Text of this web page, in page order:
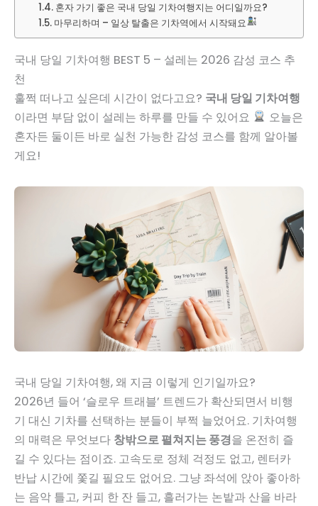
혼자 가기 좋은 국내 당일 기차여행지는 어디일까요?
마무리하며 – 일상 탈출은 기차역에서 시작돼요
국내 당일 기차여행 BEST 5 – 설레는 2026 감성 코스 추
천
훌쩍 떠나고 싶은데 시간이 없다고요? 국내 당일 기차여행
이라면 부담 없이 설레는 하루를 만들 수 있어요
오늘은
혼자든 둘이든 바로 실천 가능한 감성 코스를 함께 알아볼
게요!
국내 당일 기차여행, 왜 지금 이렇게 인기일까요?
2026년 들어 ‘슬로우 트래블’ 트렌드가 확산되면서 비행
기 대신 기차를 선택하는 분들이 부쩍 늘었어요. 기차여행
의 매력은 무엇보다 창밖으로 펼쳐지는 풍경을 온전히 즐
길 수 있다는 점이죠. 고속도로 정체 걱정도 없고, 렌터카
반납 시간에 쫓길 필요도 없어요. 그냥 좌석에 앉아 좋아하
는 음악 틀고, 커피 한 잔 들고, 흘러가는 논밭과 산을 바라